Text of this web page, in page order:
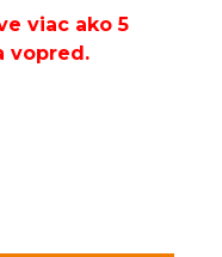
viac ako 5
vopred.